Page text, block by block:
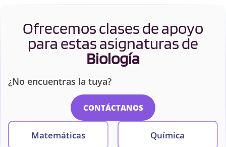
Ofrecemos clases de apoyo
para estas asignaturas de
Biología
¿No encuentras la tuya?
CONTÁCTANOS
Matemáticas Química